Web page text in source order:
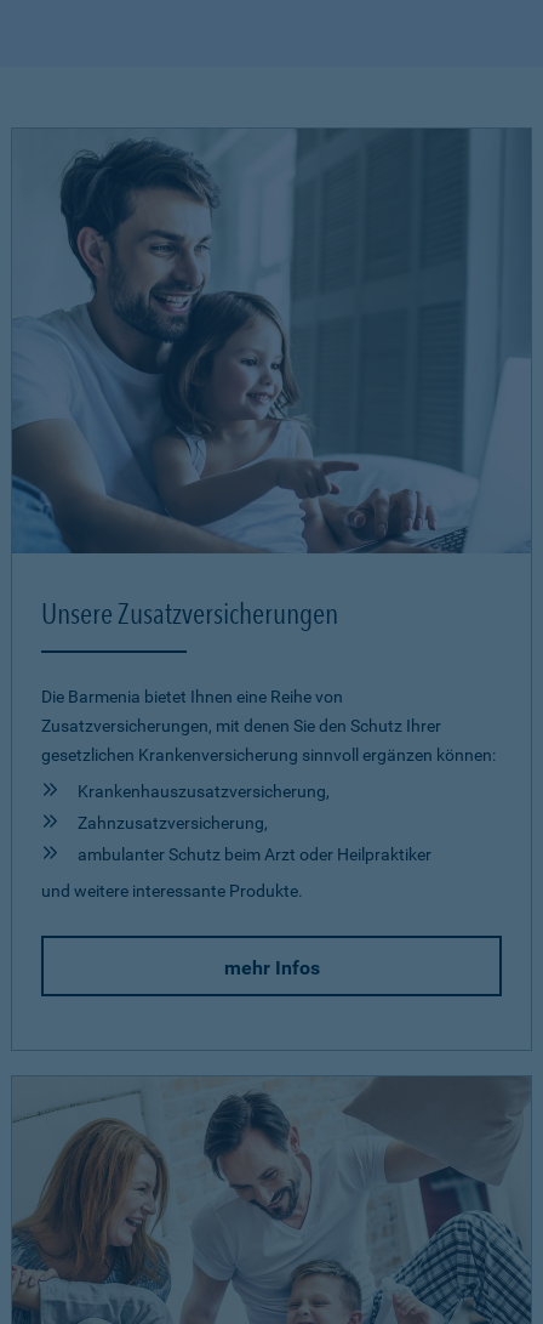
Unsere Zusatzversicherungen
Die Barmenia bietet Ihnen eine Reihe von
Zusatzversicherungen, mit denen Sie den Schutz Ihrer
gesetzlichen Krankenversicherung sinnvoll ergänzen können:
Krankenhauszusatzversicherung,
Zahnzusatzversicherung,
ambulanter Schutz beim Arzt oder Heilpraktiker
und weitere interessante Produkte.
mehr Infos